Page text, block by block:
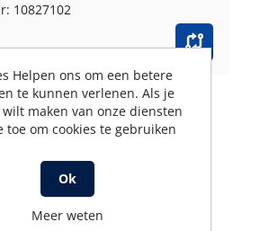
10827102
Helpen ons om een betere
te kunnen verlenen. Als je
maken van onze diensten
toe om cookies te gebruiken
Ok
Meer weten